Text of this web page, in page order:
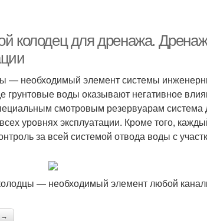
колодец для дренажа.
— необходимый элемент системы
грунтовые воды оказывают негативное
смотровым резервуарам
уровнях эксплуатации. Кроме того,
за всей системой отвода воды с
— необходимый элемент любой
→